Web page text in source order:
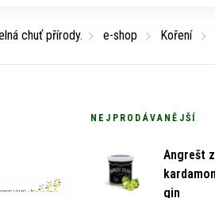
chuť přírody. e-shop Koření
NEJPRODÁVANĚJŠÍ
Angrešt
gin